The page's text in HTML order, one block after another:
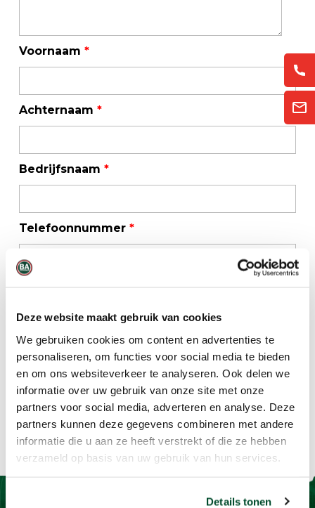
Deze website maakt gebruik van cookies
We gebruiken cookies om content en advertenties te
personaliseren, om functies voor social media te bieden
en om ons websiteverkeer te analyseren. Ook delen we
informatie over uw gebruik van onze site met onze
partners voor social media, adverteren en analyse. Deze
partners kunnen deze gegevens combineren met andere
informatie die u aan ze heeft verstrekt of die ze hebben
verzameld op basis van uw gebruik van hun services.
Details tonen
Voornaam *
Achternaam *
Bedrijfsnaam *
Telefoonnummer *